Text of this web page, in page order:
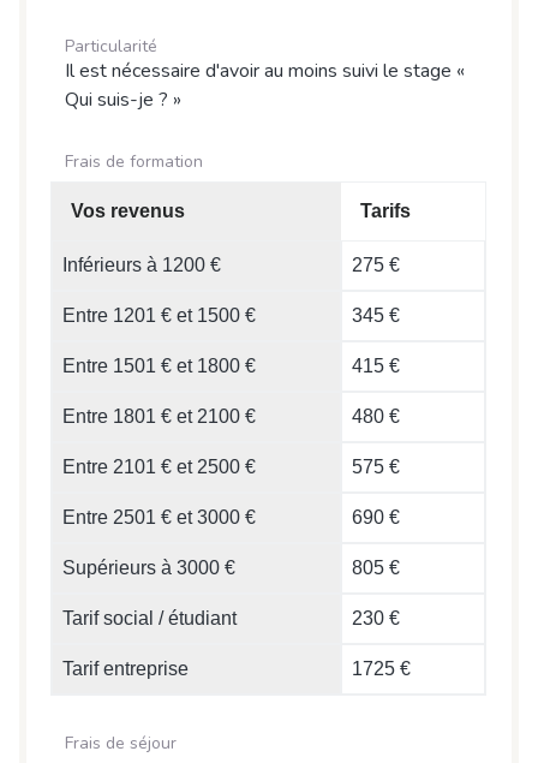
Particularité
Il est nécessaire d'avoir au moins suivi le stage «
Qui suis-je ? »
Frais de formation
Vos revenus Tarifs
Inférieurs à 1200 € 275 €
Entre 1201 € et 1500 € 345 €
Entre 1501 € et 1800 € 415 €
Entre 1801 € et 2100 € 480 €
Entre 2101 € et 2500 € 575 €
Entre 2501 € et 3000 € 690 €
Supérieurs à 3000 € 805 €
Tarif social / étudiant 230 €
Tarif entreprise 1725 €
Frais de séjour